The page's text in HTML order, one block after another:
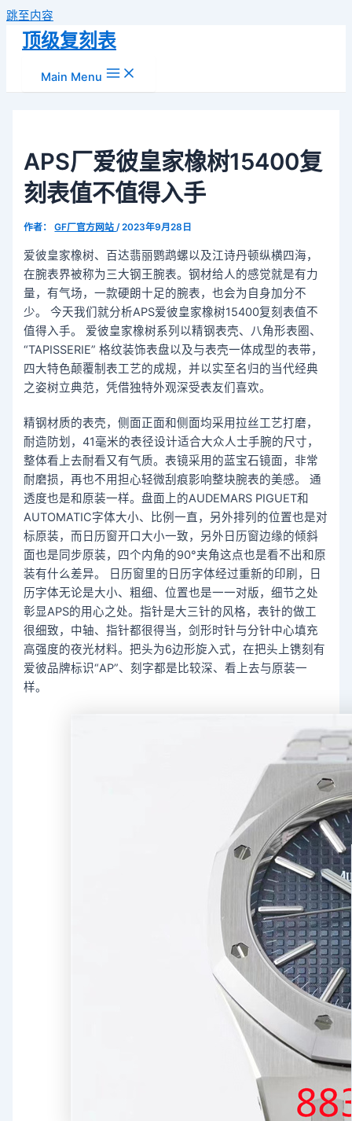
跳至内容
顶级复刻表
Main Menu
APS厂爱彼皇家橡树15400复
刻表值不值得入手
作者： GF厂官方网站/2023年9月28日
爱彼皇家橡树、百达翡丽鹦鹉螺以及江诗丹顿纵横四海，
在腕表界被称为三大钢王腕表。钢材给人的感觉就是有力
量，有气场，一款硬朗十足的腕表，也会为自身加分不
少。 今天我们就分析APS爱彼皇家橡树15400复刻表值不
值得入手。 爱彼皇家橡树系列以精钢表壳、八角形表圈、
“TAPISSERIE” 格纹装饰表盘以及与表壳一体成型的表带，
四大特色颠覆制表工艺的成规，并以实至名归的当代经典
之姿树立典范，凭借独特外观深受表友们喜欢。
精钢材质的表壳，侧面正面和侧面均采用拉丝工艺打磨，
耐造防划，41毫米的表径设计适合大众人士手腕的尺寸，
整体看上去耐看又有气质。表镜采用的蓝宝石镜面，非常
耐磨损，再也不用担心轻微刮痕影响整块腕表的美感。 通
透度也是和原装一样。盘面上的AUDEMARS PIGUET和
AUTOMATIC字体大小、比例一直，另外排列的位置也是对
标原装，而日历窗开口大小一致，另外日历窗边缘的倾斜
面也是同步原装，四个内角的90°夹角这点也是看不出和原
装有什么差异。 日历窗里的日历字体经过重新的印刷，日
历字体无论是大小、粗细、位置也是一一对版，细节之处
彰显APS的用心之处。指针是大三针的风格，表针的做工
很细致，中轴、指针都很得当，剑形时针与分针中心填充
高强度的夜光材料。把头为6边形旋入式，在把头上镌刻有
爱彼品牌标识“AP”、刻字都是比较深、看上去与原装一
样。